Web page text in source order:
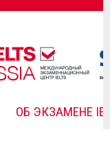
ОБ ЭКЗАМЕНЕ